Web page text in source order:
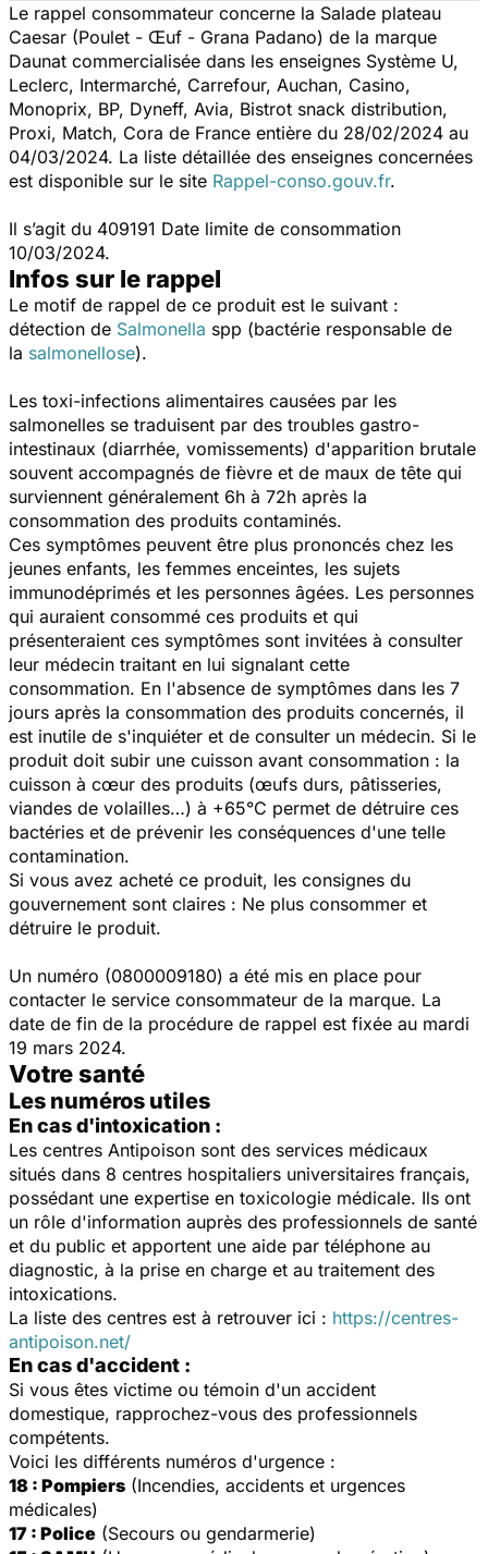
Le rappel consommateur concerne la Salade plateau
Caesar (Poulet - Œuf - Grana Padano) de la marque
Daunat commercialisée dans les enseignes Système U,
Leclerc, Intermarché, Carrefour, Auchan, Casino,
Monoprix, BP, Dyneff, Avia, Bistrot snack distribution,
Proxi, Match, Cora de France entière du 28/02/2024 au
04/03/2024. La liste détaillée des enseignes concernées
est disponible sur le site Rappel-conso.gouv.fr.
Il s’agit du 409191 Date limite de consommation
10/03/2024.
Infos sur le rappel
Le motif de rappel de ce produit est le suivant :
détection de Salmonella spp (bactérie responsable de
la salmonellose).
Les toxi-infections alimentaires causées par les
salmonelles se traduisent par des troubles gastro-
intestinaux (diarrhée, vomissements) d'apparition brutale
souvent accompagnés de fièvre et de maux de tête qui
surviennent généralement 6h à 72h après la
consommation des produits contaminés.
Ces symptômes peuvent être plus prononcés chez les
jeunes enfants, les femmes enceintes, les sujets
immunodéprimés et les personnes âgées. Les personnes
qui auraient consommé ces produits et qui
présenteraient ces symptômes sont invitées à consulter
leur médecin traitant en lui signalant cette
consommation. En l'absence de symptômes dans les 7
jours après la consommation des produits concernés, il
est inutile de s'inquiéter et de consulter un médecin. Si le
produit doit subir une cuisson avant consommation : la
cuisson à cœur des produits (œufs durs, pâtisseries,
viandes de volailles…) à +65°C permet de détruire ces
bactéries et de prévenir les conséquences d'une telle
contamination.
Si vous avez acheté ce produit, les consignes du
gouvernement sont claires : Ne plus consommer et
détruire le produit.
Un numéro (0800009180) a été mis en place pour
contacter le service consommateur de la marque. La
date de fin de la procédure de rappel est fixée au mardi
19 mars 2024.
Votre santé
Les numéros utiles
En cas d'intoxication :
Les centres Antipoison sont des services médicaux
situés dans 8 centres hospitaliers universitaires français,
possédant une expertise en toxicologie médicale. Ils ont
un rôle d'information auprès des professionnels de santé
et du public et apportent une aide par téléphone au
diagnostic, à la prise en charge et au traitement des
intoxications.
La liste des centres est à retrouver ici : https://centres-
antipoison.net/
En cas d'accident :
Si vous êtes victime ou témoin d'un accident
domestique, rapprochez-vous des professionnels
compétents.
Voici les différents numéros d'urgence :
18 : Pompiers (Incendies, accidents et urgences
médicales)
17 : Police (Secours ou gendarmerie)